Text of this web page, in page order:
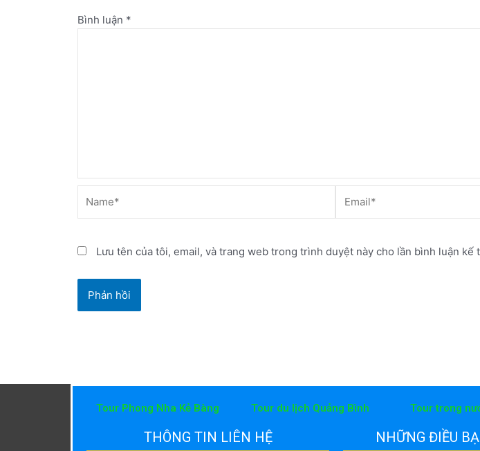
Bình luận *
Lưu tên của tôi, email, và trang web trong trình duyệt này cho lần bình luận kế
Tour Phong Nha Kẻ Bàng Tour du lịch Quảng Bình Tour trong
THÔNG TIN LIÊN HỆ NHỮNG ĐIỀU